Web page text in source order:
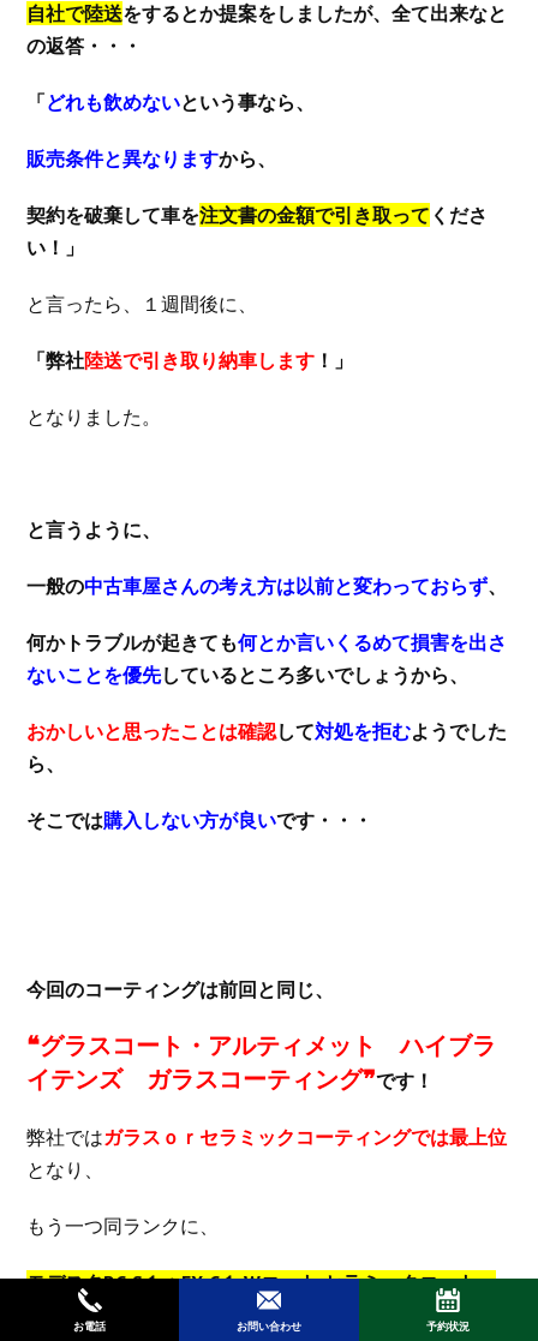
お電話 お問い合わせ 予約状況
自社で陸送をするとか提案をしましたが、全て出来なと
の返答・・・
「どれも飲めないという事なら、
販売条件と異なりますから、
契約を破棄して車を注文書の金額で引き取って くださ
い！」
と言ったら、１週間後に、
「弊社陸送で引き取り納車します ！」
となりました。
と言うように、
一般の中古車屋さんの考え方は以前と変わっておらず、
何かトラブルが起きても何とか言いくるめて損害を出さ
ないことを優先しているところ多いでしょうから、
おかしいと思ったことは確認して対処を拒むようでした
ら、
そこでは購入しない方が良いです・・・
今回のコーティングは前回と同じ、
❝グラスコート・アルティメット ハイブラ
イテンズ ガラスコーティング❞です！
弊社ではガラスｏｒセラミックコーティングでは最上位
となり、
もう一つ同ランクに、
モデスタBC-S１＋EX-C１ Wコート セラミックコート・
アルティメット